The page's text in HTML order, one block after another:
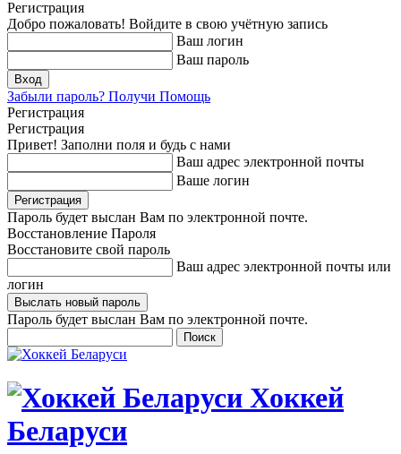
Регистрация
Добро пожаловать! Войдите в свою учётную запись
Ваш логин
Ваш пароль
Забыли пароль? Получи Помощь
Регистрация
Регистрация
Привет! Заполни поля и будь с нами
Ваш адрес электронной почты
Ваше логин
Пароль будет выслан Вам по электронной почте.
Восстановление Пароля
Восстановите свой пароль
Ваш адрес электронной почты или
логин
Пароль будет выслан Вам по электронной почте.
Хоккей
Беларуси